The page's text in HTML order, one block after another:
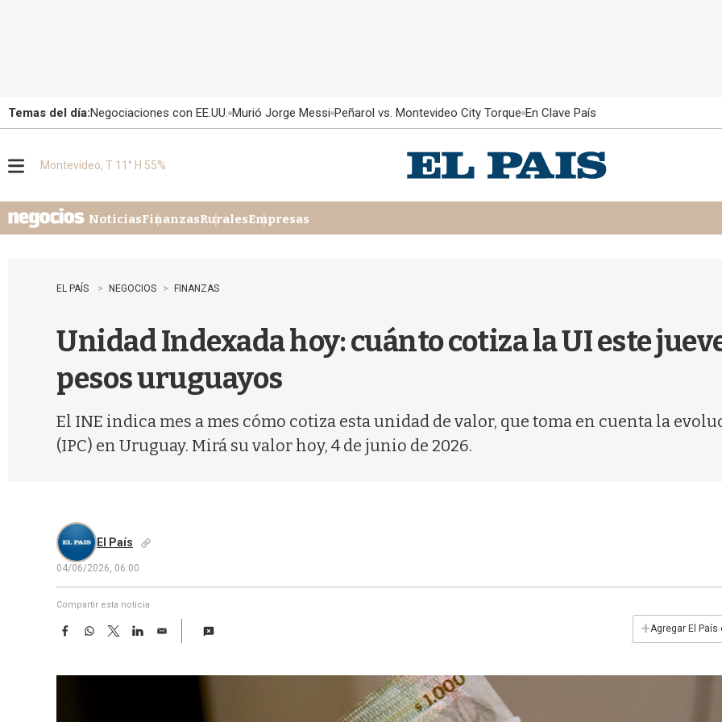
Temas del día:Negociaciones con EE.UU. Murió Jorge Messi Peñarol vs. Montevideo City Torque En Clave País
u
Montevideo, T 11° H 55%
NoticiasFinanzasRuralesEmpresas
EL PAÍS NEGOCIOS FINANZAS
Unidad Indexada hoy: cuánto cotiza la UI este
pesos uruguayos
El INE indica mes a mes cómo cotiza esta unidad de valor, que toma en cuenta la
(IPC) en Uruguay. Mirá su valor hoy, 4 de junio de 2026.
El País
04/06/2026, 06:00
Compartir esta noticia
F
e
W
t
T
w
t
L
k
E
i
+Agregar El País